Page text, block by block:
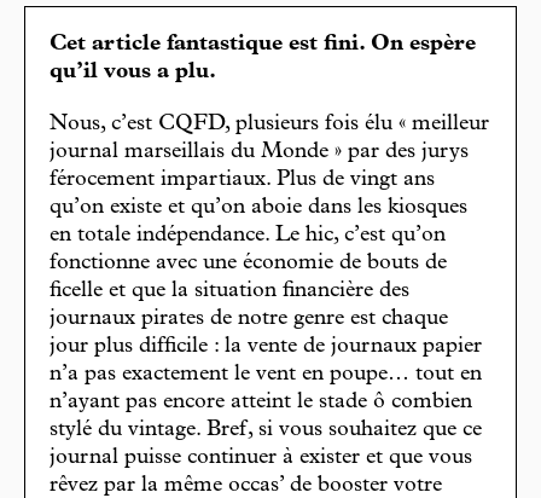
Cet article fantastique est fini. On espère
qu’il vous a plu.
Nous, c’est CQFD, plusieurs fois élu « meilleur
journal marseillais du Monde » par des jurys
férocement impartiaux. Plus de vingt ans
qu’on existe et qu’on aboie dans les kiosques
en totale indépendance. Le hic, c’est qu’on
fonctionne avec une économie de bouts de
ficelle et que la situation financière des
journaux pirates de notre genre est chaque
jour plus difficile : la vente de journaux papier
n’a pas exactement le vent en poupe… tout en
n’ayant pas encore atteint le stade ô combien
stylé du vintage. Bref, si vous souhaitez que ce
journal puisse continuer à exister et que vous
rêvez par la même occas’ de booster votre